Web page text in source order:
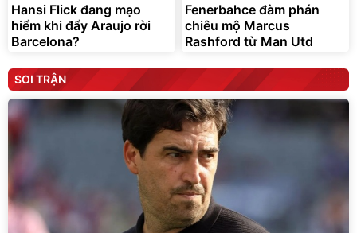
Hansi Flick đang mạo
hiểm khi đẩy Araujo rời
Barcelona?
Fenerbahce đàm phán
chiêu mộ Marcus
Rashford từ Man Utd
SOI TRẬN